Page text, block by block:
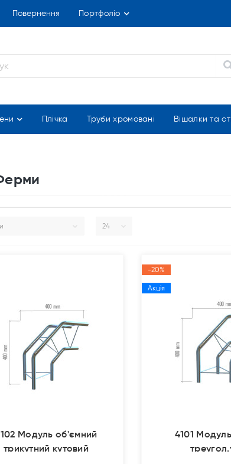
Повернення Портфоліо
Плічка Труби хромовані Вішалки та
Модуль об'ємний
трикутний кутовий
-20%
Акція
4101